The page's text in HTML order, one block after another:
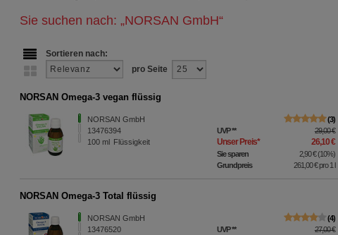
Sie suchen nach: „NORSAN GmbH“
Sortieren nach:
pro Seite
NORSAN Omega-3 vegan flüssig
NORSAN GmbH
13476394
100 ml Flüssigkeit
3
UVP** 29,00 €
Unser Preis* 26,10 €
Sie sparen 2,90 €(10%)
Grundpreis
261,00 €pro 1 l
NORSAN Omega-3 Total flüssig
NORSAN GmbH
13476520
4
UVP** 27,00 €